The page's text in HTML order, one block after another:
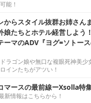
能！
からスタイル抜群お姉さん
娘たちとホテル経営しよう
ーマのADV『ヨグ=ソトー
ラゴン娘や無口な複眼死神美少
インたちがアツい！
マースの最前線ーXsolla特
新情報はこちらから！